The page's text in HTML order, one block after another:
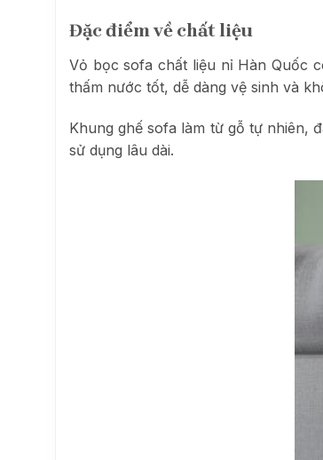
Đặc điểm về chất liệu
Vỏ bọc sofa chất liệu nỉ Hàn Quốc
thấm nước tốt, dễ dàng vệ sinh và
Khung ghế sofa làm từ gỗ tự nhiên,
sử dụng lâu dài.